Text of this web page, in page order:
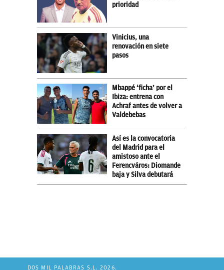
prioridad
Vinicius, una
renovación en siete
pasos
Mbappé ‘ficha’ por el
Ibiza: entrena con
Achraf antes de volver a
Valdebebas
Así es la convocatoria
del Madrid para el
amistoso ante el
Ferencváros: Diomande
baja y Silva debutará
DOS MIL PALABRAS S.L. 2026.